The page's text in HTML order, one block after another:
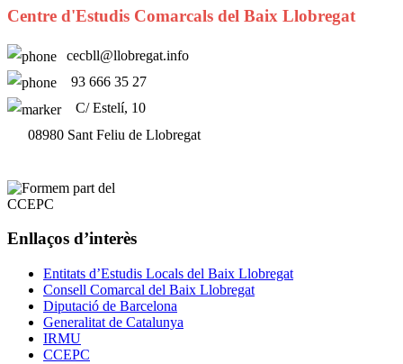
Centre d'Estudis Comarcals del Baix Llobregat
cecbll@llobregat.info
93 666 35 27
C/ Estelí, 10
08980 Sant Feliu de Llobregat
Enllaços d’interès
Entitats d’Estudis Locals del Baix Llobregat
Consell Comarcal del Baix Llobregat
Diputació de Barcelona
Generalitat de Catalunya
IRMU
CCEPC